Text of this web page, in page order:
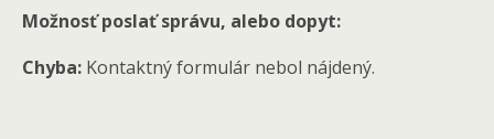
Možnosť poslať správu, alebo dopyt:
Chyba: Kontaktný formulár nebol nájdený.